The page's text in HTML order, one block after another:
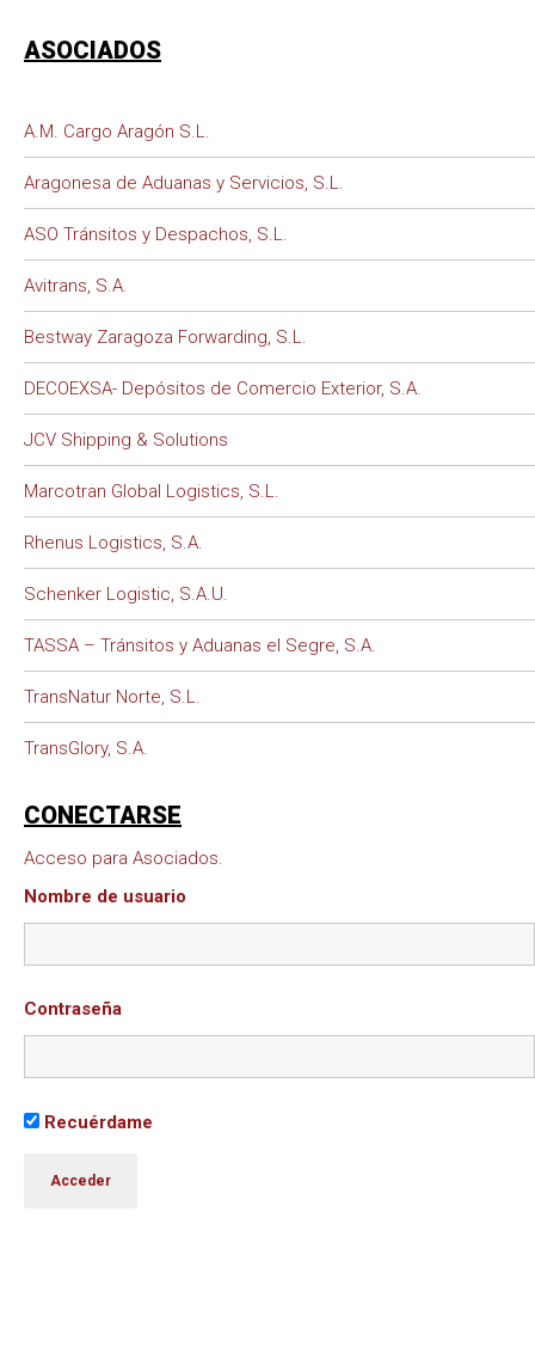
ASOCIADOS
A.M. Cargo Aragón S.L.
Aragonesa de Aduanas y Servicios, S.L.
ASO Tránsitos y Despachos, S.L.
Avitrans, S.A.
Bestway Zaragoza Forwarding, S.L.
DECOEXSA- Depósitos de Comercio Exterior, S.A.
JCV Shipping & Solutions
Marcotran Global Logistics, S.L.
Rhenus Logistics, S.A.
Schenker Logistic, S.A.U.
TASSA – Tránsitos y Aduanas el Segre, S.A.
TransNatur Norte, S.L.
TransGlory, S.A.
CONECTARSE
Acceso para Asociados.
Nombre de usuario
Contraseña
Recuérdame